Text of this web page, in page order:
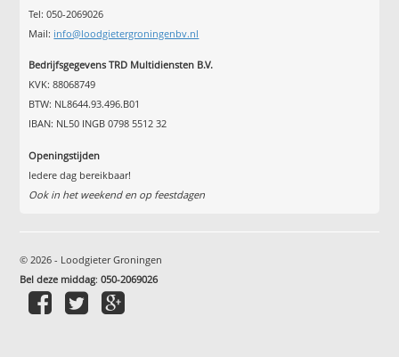
Tel: 050-2069026
Mail: info@loodgietergroningenbv.nl
Bedrijfsgegevens TRD Multidiensten B.V.
KVK: 88068749
BTW: NL8644.93.496.B01
IBAN: NL50 INGB 0798 5512 32
Openingstijden
Iedere dag bereikbaar!
Ook in het weekend en op feestdagen
© 2026 - Loodgieter Groningen
Bel deze middag:050-2069026